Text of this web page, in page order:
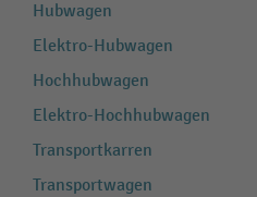
Hubwagen
Elektro-Hubwagen
Hochhubwagen
Elektro-Hochhubwagen
Transportkarren
Transportwagen